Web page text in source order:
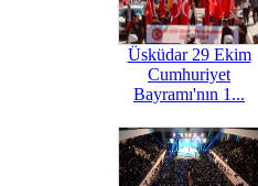
Üsküdar 29 Ekim
Cumhuriyet
Bayramı'nın 1...